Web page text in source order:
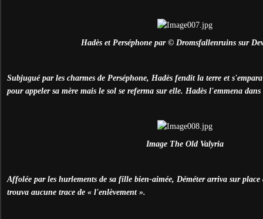
Hadès et Perséphone par © Dromsfallenruins sur
Subjugué par les charmes de Perséphone, Hadès fendit la terre et
pour appeler sa mère mais le sol se referma sur elle. Hadès l'emmena
Image The Old Valyria
Affolée par les hurlements de sa fille bien-aimée, Déméter arriva sur
trouva aucune trace de « l'enlèvement ».